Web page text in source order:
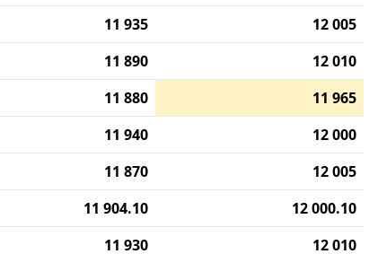
11 935
12 005
11 890
12 010
11 880
11 965
11 940
12 000
11 870
12 005
11 904.10
12 000.10
11 930
12 010